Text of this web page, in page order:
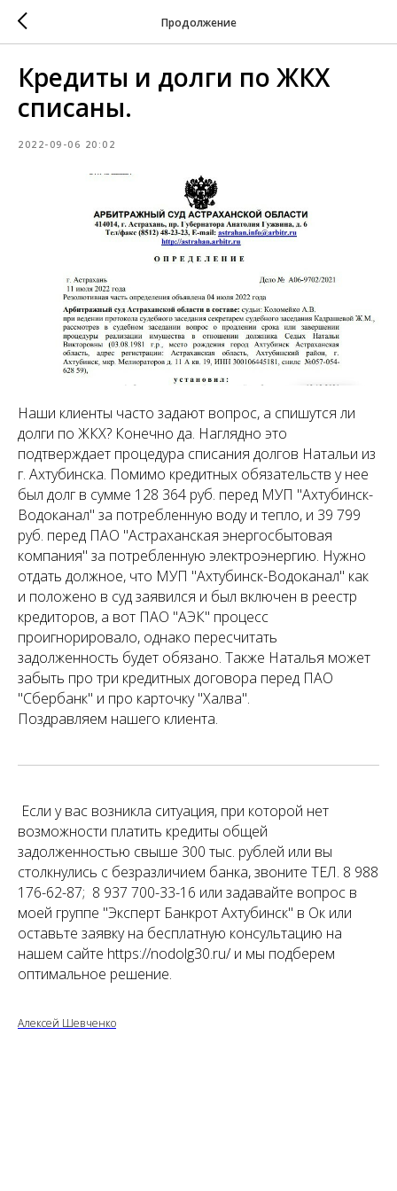
Продолжение
Кредиты и долги по ЖКХ
списаны.
2022-09-06 20:02
Наши клиенты часто задают вопрос, а спишутся ли
долги по ЖКХ? Конечно да. Наглядно это
подтверждает процедура списания долгов Натальи из
г. Ахтубинска. Помимо кредитных обязательств у нее
был долг в сумме 128 364 руб. перед МУП "Ахтубинск-
Водоканал" за потребленную воду и тепло, и 39 799
руб. перед ПАО "Астраханская энергосбытовая
компания" за потребленную электроэнергию. Нужно
отдать должное, что МУП "Ахтубинск-Водоканал" как
и положено в суд заявился и был включен в реестр
кредиторов, а вот ПАО "АЭК" процесс
проигнорировало, однако пересчитать
задолженность будет обязано. Также Наталья может
забыть про три кредитных договора перед ПАО
"Сбербанк" и про карточку "Халва".
Поздравляем нашего клиента.
Если у вас возникла ситуация, при которой нет
возможности платить кредиты общей
задолженностью свыше 300 тыс. рублей или вы
столкнулись с безразличием банка, звоните ТЕЛ. 8 988
176-62-87; 8 937 700-33-16 или задавайте вопрос в
моей группе "Эксперт Банкрот Ахтубинск" в Ок или
оставьте заявку на бесплатную консультацию на
нашем сайте https://nodolg30.ru/ и мы подберем
оптимальное решение.
Алексей Шевченко